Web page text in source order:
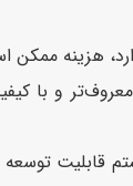
هزینه ممکن
و با
توسعه